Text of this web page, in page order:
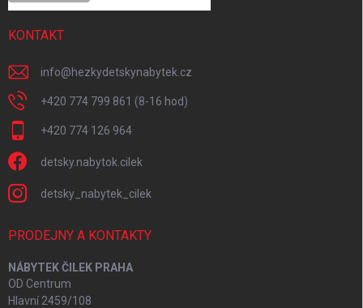
KONTAKT
info@hezkydetskynabytek.cz
+420 774 799 861 (8-16 hod)
+420 774 126 964
detsky.nabytok.cilek
detsky_nabytek_cilek
PRODEJNY A KONTAKTY
NÁBYTEK ČILEK PRAHA
OD Centrum
Hlavní 2459/108